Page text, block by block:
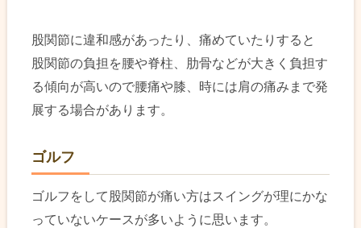
股関節に違和感があったり、痛めていたりすると
股関節の負担を腰や脊柱、肋骨などが大きく負担す
る傾向が高いので腰痛や膝、時には肩の痛みまで発
展する場合があります。
ゴルフ
ゴルフをして股関節が痛い方はスイングが理にかな
っていないケースが多いように思います。